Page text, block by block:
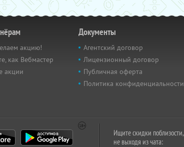
акцию!
как Вебмастер
акции
Документы
Агентский договор
Лицензионный договор
Публичная оферта
Политика конфиденциальности
Ищите скидки поблизости,
не выходя из чата: